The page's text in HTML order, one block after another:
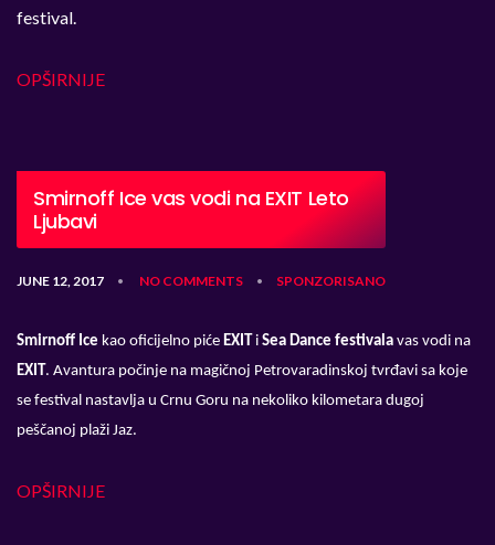
festival.
OPŠIRNIJE
Smirnoff Ice vas vodi na EXIT Leto
Ljubavi
JUNE 12, 2017 • NO COMMENTS • SPONZORISANO
Smirnoff Ice kao oficijelno piće EXIT i Sea Dance festivala vas vodi na
EXIT . Avantura počinje na magičnoj Petrovaradinskoj tvrđavi sa koje
se festival nastavlja u Crnu Goru na nekoliko kilometara dugoj
peščanoj plaži Jaz.
OPŠIRNIJE